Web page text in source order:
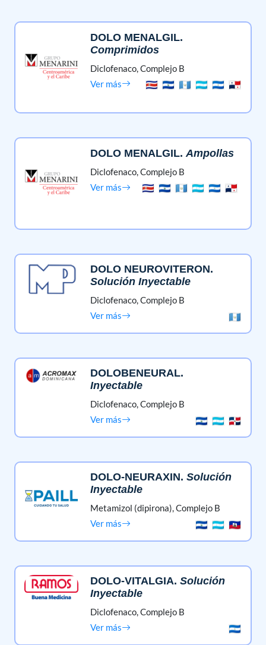
DOLO MENALGIL.
Comprimidos
Diclofenaco,Complejo B
Ver más
DOLO MENALGIL.Ampollas
Diclofenaco,Complejo B
Ver más
DOLO NEUROVITERON.
Solución Inyectable
Diclofenaco,Complejo B
Ver más
DOLOBENEURAL.
Inyectable
Diclofenaco,Complejo B
Ver más
DOLO-NEURAXIN.Solución
Inyectable
Metamizol (dipirona),Complejo B
Ver más
DOLO-VITALGIA.Solución
Inyectable
Diclofenaco,Complejo B
Ver más